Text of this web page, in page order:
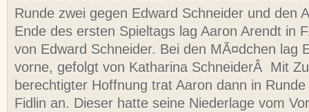
Runde zwei gegen Edward Schneider und den
Ende des ersten Spieltags lag Aaron Arendt in
von Edward Schneider. Bei den MÃ¤dchen lag
vorne, gefolgt von Katharina SchneiderÂ Mit
berechtigter Hoffnung trat Aaron dann in
Fidlin an. Dieser hatte seine Niederlage vom